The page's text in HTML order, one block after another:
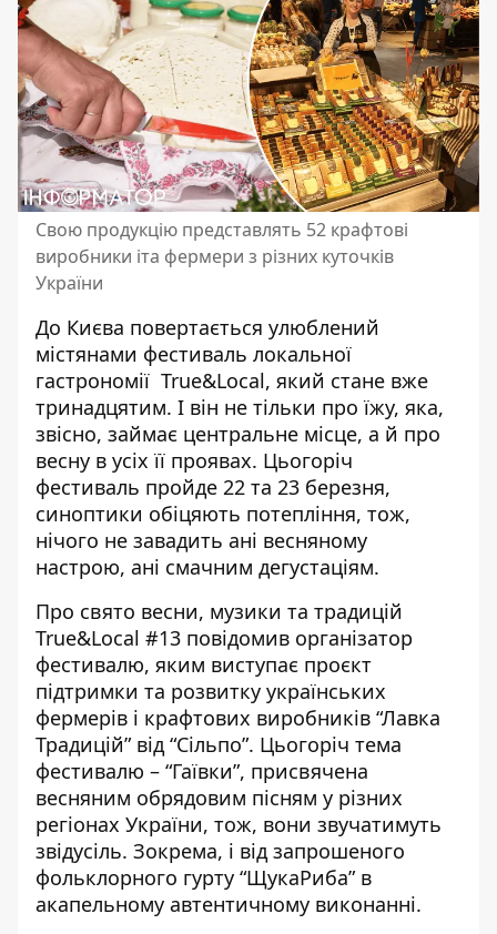
Свою продукцію представлять 52 крафтові
виробники іта фермери з різних куточків
України
До Києва повертається улюблений
містянами фестиваль локальної
гастрономії True&Local, який стане вже
тринадцятим. І він не тільки про їжу, яка,
звісно, займає центральне місце, а й про
весну в усіх її проявах. Цьогоріч
фестиваль пройде 22 та 23 березня,
синоптики обіцяють потепління, тож,
нічого не завадить ані весняному
настрою, ані смачним дегустаціям.
Про свято весни, музики та традицій
True&Local #13 повідомив організатор
фестивалю, яким виступає проєкт
підтримки та розвитку українських
фермерів і крафтових виробників “Лавка
Традицій” від “Сільпо”. Цьогоріч тема
фестивалю – “Гаївки”, присвячена
весняним обрядовим пісням у різних
регіонах України, тож, вони звучатимуть
звідусіль. Зокрема, і від запрошеного
фольклорного гурту “ЩукаРиба” в
акапельному автентичному виконанні.